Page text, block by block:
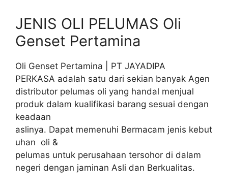
JENIS OLI PELUMAS Oli
Genset Pertamina
Oli Genset Pertamina | PT JAYADIPA
PERKASA adalah satu dari sekian banyak Agen
distributor pelumas oli yang handal menjual
produk dalam kualifikasi barang sesuai dengan
keadaan
aslinya. Dapat memenuhi Bermacam jenis kebut
uhan oli &
pelumas untuk perusahaan tersohor di dalam
negeri dengan jaminan Asli dan Berkualitas.